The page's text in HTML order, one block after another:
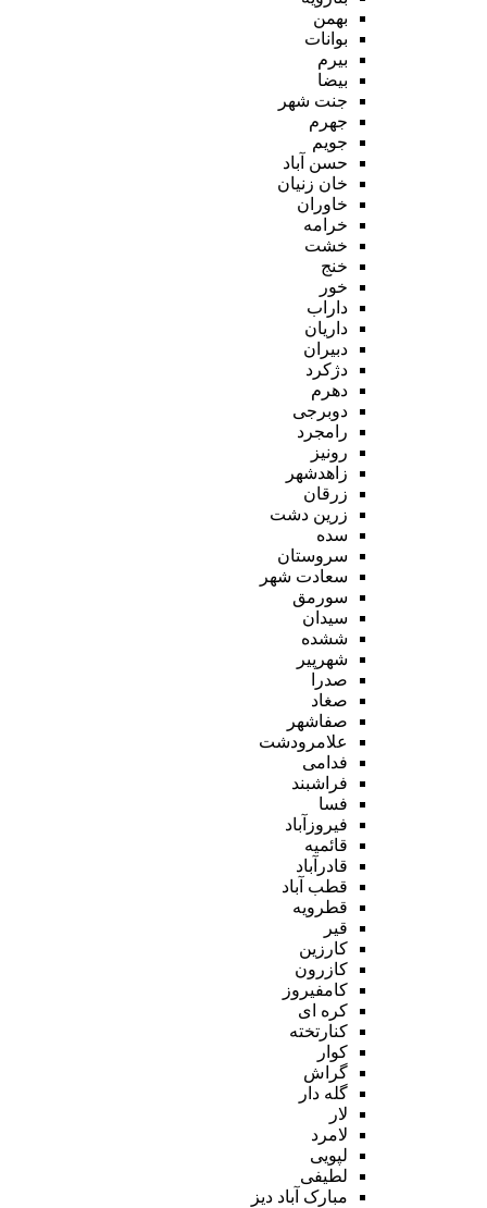
بهمن
بوانات
بیرم
بیضا
جنت شهر
جهرم
جویم
حسن آباد
خان زنیان
خاوران
خرامه
خشت
خنج
خور
داراب
داریان
دبیران
دژکرد
دهرم
دوبرجی
رامجرد
رونیز
زاهدشهر
زرقان
زرین دشت
سده
سروستان
سعادت شهر
سورمق
سیدان
ششده
شهرپیر
صدرا
صغاد
صفاشهر
علامرودشت
فدامی
فراشبند
فسا
فیروزآباد
قائمیه
قادرآباد
قطب آباد
قطرویه
قیر
کارزین
کازرون
کامفیروز
کره ای
کنارتخته
کوار
گراش
گله دار
لار
لامرد
لپویی
لطیفی
مبارک آباد دیز